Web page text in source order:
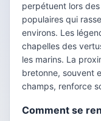
perpétuent lors
populaires qui
environs. Les
chapelles des
les marins. La
bretonne, souvent
champs, renforce
Comment se